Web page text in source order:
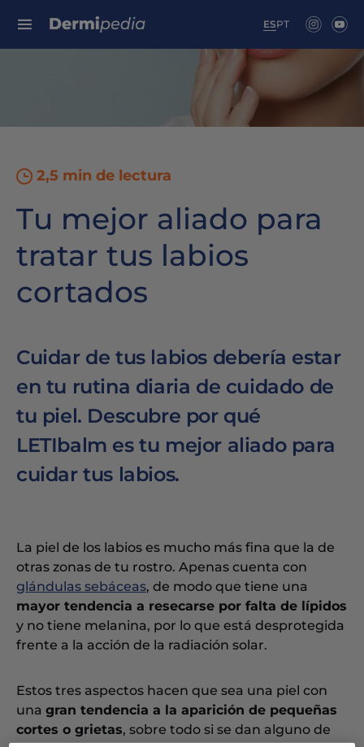
ESPT
Search for:
2,5 min de lectura
Tu mejor aliado para
tratar tus labios
cortados
Cuidar de tus labios debería estar
en tu rutina diaria de cuidado de
tu piel. Descubre por qué
LETIbalm es tu mejor aliado para
cuidar tus labios.
La piel de los labios es mucho más fina que la de
otras zonas de tu rostro. Apenas cuenta con
glándulas sebáceas, de modo que tiene una
mayor tendencia a resecarse por falta de lípidos
y no tiene melanina, por lo que está desprotegida
frente a la acción de la radiación solar.
Estos tres aspectos hacen que sea una piel con
una gran tendencia a la aparición de pequeñas
cortes o grietas, sobre todo si se dan alguno de